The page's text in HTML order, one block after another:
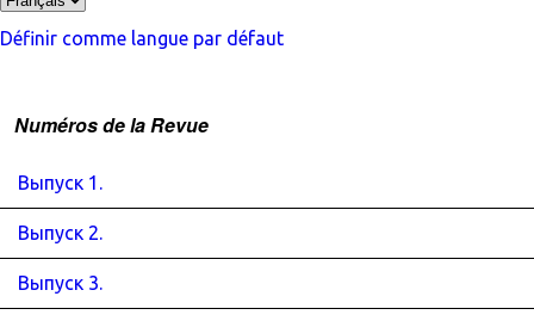
Définir comme langue par défaut
Numéros de la Revue
Выпуск 1.
Выпуск 2.
Выпуск 3.